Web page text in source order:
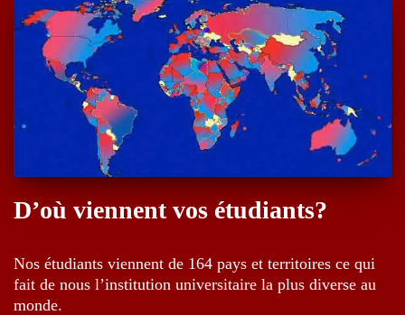
D’où viennent vos étudiants?
Nos étudiants viennent de 164 pays et territoires ce qui
fait de nous l’institution universitaire la plus diverse au
monde.